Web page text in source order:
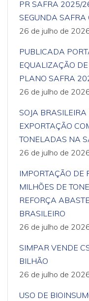
PR SAFRA 2025/
SEGUNDA
26 de julho de
PUBLICADA
EQUALIZAÇÃO
PLANO SAFRA
26 de julho de
SOJA
EXPORTAÇÃO
TONELADAS NA
26 de julho de
IMPORTAÇÃO DE
MILHÕES DE
REFORÇA
BRASILEIRO
26 de julho de
SIMPAR VENDE
BILHÃO
26 de julho de
USO DE